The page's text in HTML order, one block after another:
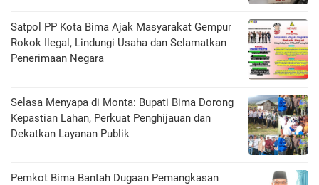
Satpol PP Kota Bima Ajak Masyarakat Gempur
Rokok Ilegal, Lindungi Usaha dan Selamatkan
Penerimaan Negara
Selasa Menyapa di Monta: Bupati Bima Dorong
Kepastian Lahan, Perkuat Penghijauan dan
Dekatkan Layanan Publik
Pemkot Bima Bantah Dugaan Pemangkasan